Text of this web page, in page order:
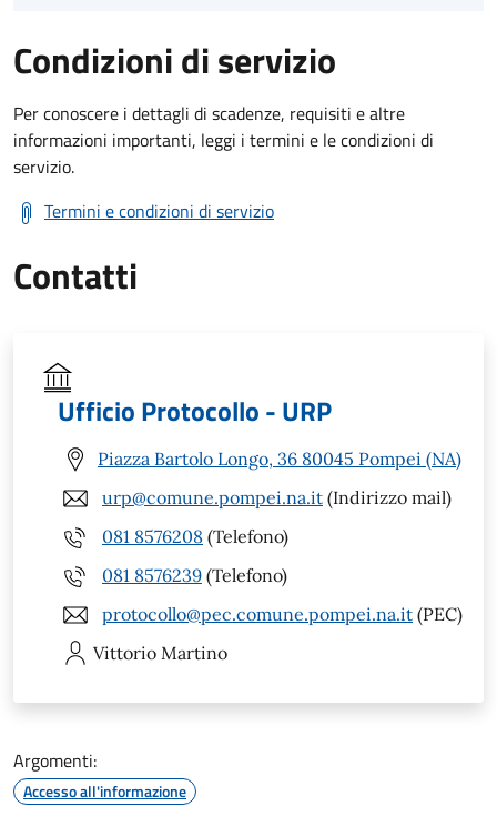
Condizioni di servizio
Per conoscere i dettagli di scadenze, requisiti e altre
informazioni importanti, leggi i termini e le condizioni di
servizio.
Termini e condizioni di servizio
Contatti
Ufficio Protocollo - URP
Piazza Bartolo Longo, 36 80045 Pompei (NA)
urp@comune.pompei.na.it (Indirizzo mail)
081 8576208 (Telefono)
081 8576239 (Telefono)
protocollo@pec.comune.pompei.na.it (PEC)
Vittorio Martino
Argomenti:
Accesso all'informazione